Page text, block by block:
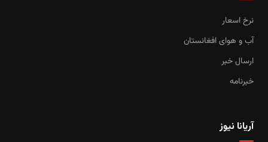
نرخ اسعار
آب و هوای افغانستان
ارسال خبر
خبرنامه
آریانا نیوز